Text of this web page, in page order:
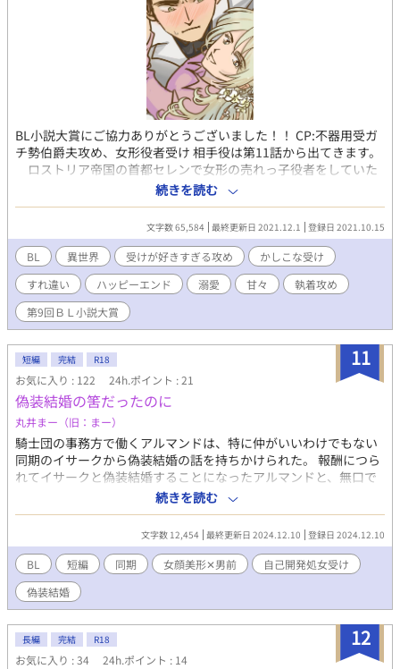
BL小説大賞にご協力ありがとうございました！！ CP:不器用受ガ
チ勢伯爵夫攻め、女形役者受け 相手役は第11話から出てきます。
ロストリア帝国の首都セレンで女形の売れっ子役者をしていた
ルネは、皇帝エルドヴァルの為に公式愛妾を装い王宮に出仕し、
王妃マリーズの代わりに貴族の反感を一手に受ける役割を引き受
けた。 役目は無事終わり追放されたルネ。所属していた劇団に
戻りまた役者業を再開しようとするも公式愛妾になるために偽装
結婚したリリック伯爵に阻まれる。 そこで仕方なく、顔もろく
に知らない夫と離婚し役者に戻るために彼の屋敷に向かうのだっ
た。
続きを読む
文字数 65,584 最終更新日 2021.12.1 登録日 2021.10.15
BL 異世界 受けが好きすぎる攻め
かしこな受け
すれ違い
ハッピーエンド 溺愛 甘々
執着攻め
第9回ＢＬ小説大賞
11
短編 完結 R18
お気に入り : 122 24h.ポイント : 21
偽装結婚の筈だったのに
丸井まー（旧：まー）
騎士団の事務方で働くアルマンドは、特に仲がいいわけでもない
同期のイサークから偽装結婚の話を持ちかけられた。 報酬につら
れてイサークと偽装結婚することになったアルマンドと、無口で
無愛想なイサークとの偽装結婚生活が始まった。 美形✕男前。 ※
ムーンライトノベルズさんでも公開しております。 ※エロは控え
続きを読む
文字数 12,454 最終更新日 2024.12.10 登録日 2024.12.10
BL 短編 同期 女顔美形✕男前
自己開発処女受け
偽装結婚
12
長編 完結 R18
お気に入り : 34 24h.ポイント : 14